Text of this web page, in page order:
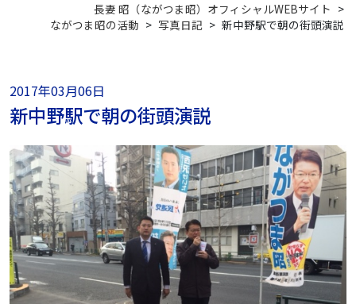
長妻 昭（ながつま昭）オフィシャルWEBサイト >
ながつま昭の活動 > 写真日記 > 新中野駅で朝の街頭演説
2017年03月06日
新中野駅で朝の街頭演説